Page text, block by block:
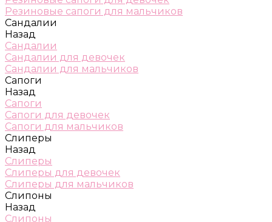
Резиновые сапоги для мальчиков
Сандалии
Назад
Сандалии
Сандалии для девочек
Сандалии для мальчиков
Сапоги
Назад
Сапоги
Сапоги для девочек
Сапоги для мальчиков
Слиперы
Назад
Слиперы
Слиперы для девочек
Слиперы для мальчиков
Слипоны
Назад
Слипоны